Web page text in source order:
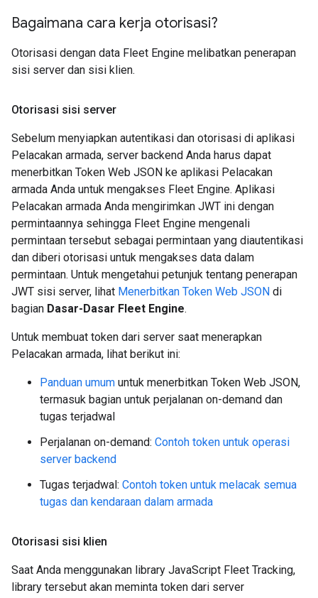
Bagaimana cara kerja otorisasi?
Otorisasi dengan data Fleet Engine melibatkan penerapan
sisi server dan sisi klien.
Otorisasi sisi server
Sebelum menyiapkan autentikasi dan otorisasi di aplikasi
Pelacakan armada, server backend Anda harus dapat
menerbitkan Token Web JSON ke aplikasi Pelacakan
armada Anda untuk mengakses Fleet Engine. Aplikasi
Pelacakan armada Anda mengirimkan JWT ini dengan
permintaannya sehingga Fleet Engine mengenali
permintaan tersebut sebagai permintaan yang diautentikasi
dan diberi otorisasi untuk mengakses data dalam
permintaan. Untuk mengetahui petunjuk tentang penerapan
JWT sisi server, lihat Menerbitkan Token Web JSON di
bagian Dasar-Dasar Fleet Engine.
Untuk membuat token dari server saat menerapkan
Pelacakan armada, lihat berikut ini:
Panduan umum untuk menerbitkan Token Web JSON,
termasuk bagian untuk perjalanan on-demand dan
tugas terjadwal
Perjalanan on-demand: Contoh token untuk operasi
server backend
Tugas terjadwal: Contoh token untuk melacak semua
tugas dan kendaraan dalam armada
Otorisasi sisi klien
Saat Anda menggunakan library JavaScript Fleet Tracking,
library tersebut akan meminta token dari server